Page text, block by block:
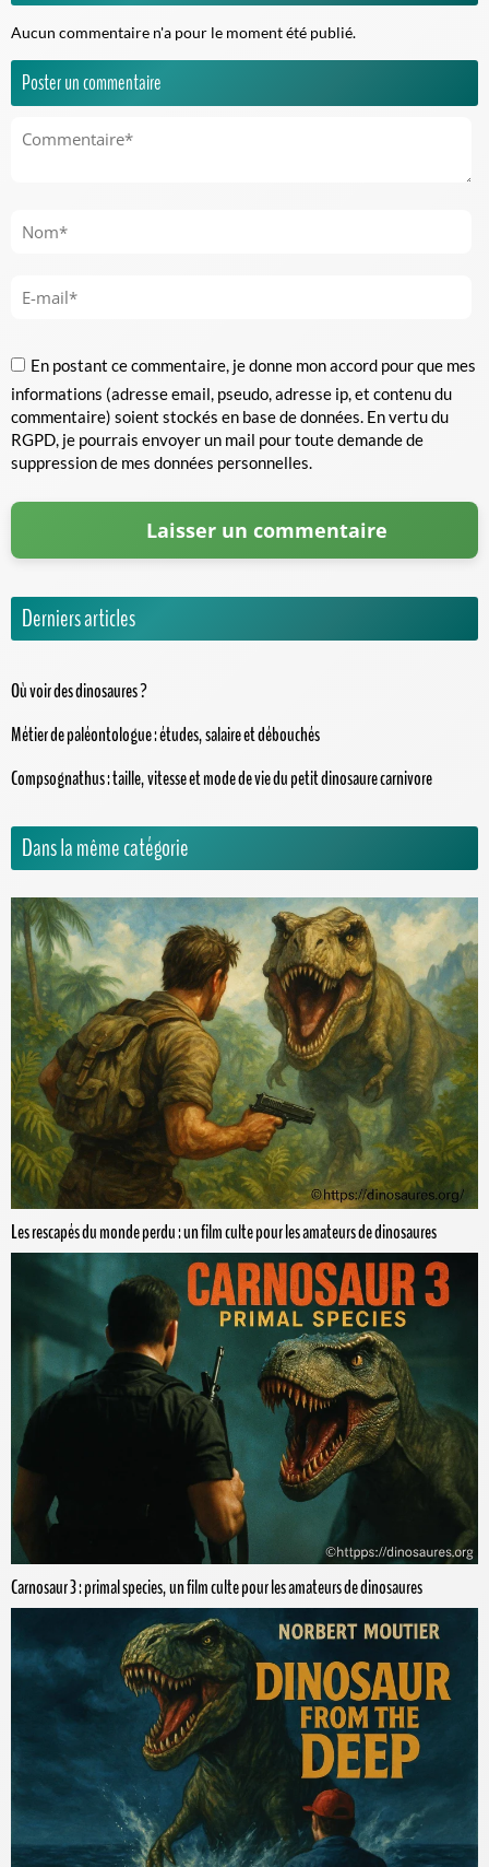
Aucun commentaire n'a pour le moment été publié.
Poster un commentaire
En postant ce commentaire, je donne mon accord pour que mes
informations (adresse email, pseudo, adresse ip, et contenu du
commentaire) soient stockés en base de données. En vertu du
RGPD, je pourrais envoyer un mail pour toute demande de
suppression de mes données personnelles.
Derniers articles
Où voir des dinosaures ?
Métier de paléontologue : études, salaire et débouchés
Compsognathus : taille, vitesse et mode de vie du petit dinosaure carnivore
Dans la même catégorie
Les rescapés du monde perdu : un film culte pour les amateurs de dinosaures
Carnosaur 3 : primal species, un film culte pour les amateurs de dinosaures